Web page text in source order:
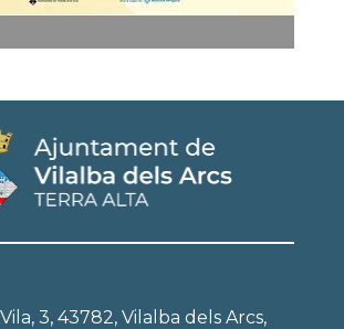
3, 43782, Vilalba dels Arcs,